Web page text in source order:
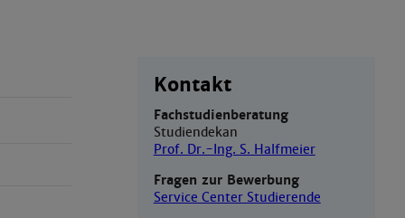
Kontakt
Fachstudienberatung
Studiendekan
Prof. Dr.-Ing. S. Halfmeier
Fragen zur Bewerbung
Service Center Studierende